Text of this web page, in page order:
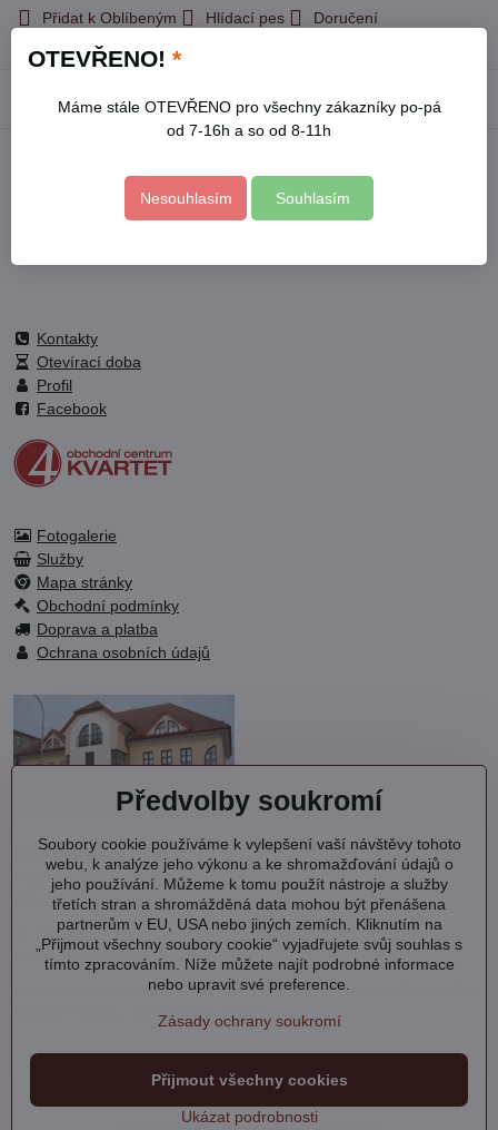
Přidat k Oblíbeným Hlídací pes Doručení
Popis
FacebookTwitterBlueskyPinterestRedditLinkedInWhatsApp
Kontakty
Otevírací doba
Profil
Facebook
Fotogalerie
Služby
Mapa stránky
Obchodní podmínky
Doprava a platba
Ochrana osobních údajů
OC KVARTET s.r.o.
Debřská 1000
293 06 Kosmonosy
IČ: 27202577
DIČ: CZ27202577
Společnost je zapsána v OR vedeném MS v Praze oddíl C, vložka
z obchodního rejstříku.
©2026Copyright
Předvolby soukromíZásady ochrany soukromíStav objednávky
Předvolby soukromí
Soubory cookie používáme k vylepšení vaší návštěvy tohoto
webu, k analýze jeho výkonu a ke shromažďování údajů o
jeho používání. Můžeme k tomu použít nástroje a služby
třetích stran a shromážděná data mohou být přenášena
partnerům v EU, USA nebo jiných zemích. Kliknutím na
„Přijmout všechny soubory cookie“ vyjadřujete svůj souhlas s
tímto zpracováním. Níže můžete najít podrobné informace
nebo upravit své preference.
Zásady ochrany soukromí
Ukázat podrobnosti
Přijmout všechny cookies
OTEVŘENO! *
Máme stále OTEVŘENO pro všechny zákazníky po-pá
od 7-16h a so od 8-11h
Nesouhlasím Souhlasím